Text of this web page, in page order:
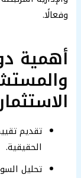
وفعالًا.
أهمية
تقديم
الحقيقية.
تحليل